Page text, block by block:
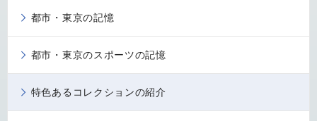
都市・東京の記憶
都市・東京のスポーツの記憶
特色あるコレクションの紹介